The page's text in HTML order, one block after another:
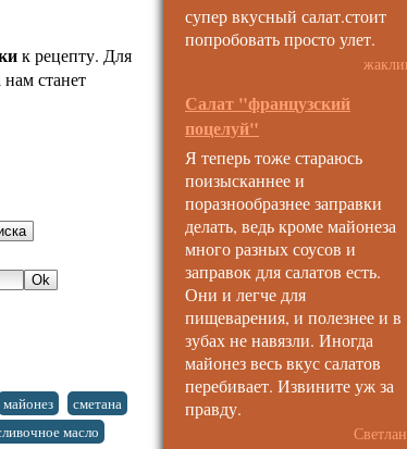
к рецепту. Для
станет
майонез сметана
масло
супер вкусный салат.стоит
попробовать просто улет.
Салат "французский
поцелуй"
Я теперь тоже стараюсь
поизысканнее и
поразнообразнее заправки
делать, ведь кроме майонеза
много разных соусов и
заправок для салатов есть.
Они и легче для
пищеварения, и полезнее и в
зубах не навязли. Иногда
майонез весь вкус салатов
перебивает. Извините уж за
правду.